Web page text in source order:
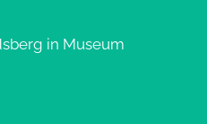
in Museum